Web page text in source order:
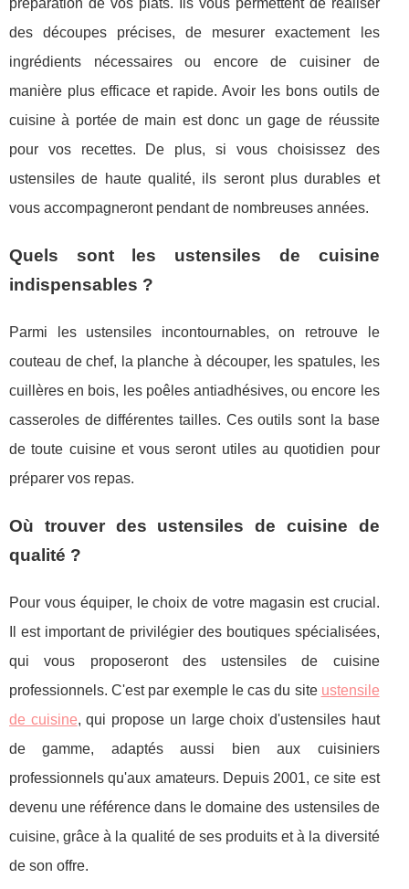
préparation de vos plats. Ils vous permettent de réaliser
des découpes précises, de mesurer exactement les
ingrédients nécessaires ou encore de cuisiner de
manière plus efficace et rapide. Avoir les bons outils de
cuisine à portée de main est donc un gage de réussite
pour vos recettes. De plus, si vous choisissez des
ustensiles de haute qualité, ils seront plus durables et
vous accompagneront pendant de nombreuses années.
Quels sont les ustensiles de cuisine
indispensables ?
Parmi les ustensiles incontournables, on retrouve le
couteau de chef, la planche à découper, les spatules, les
cuillères en bois, les poêles antiadhésives, ou encore les
casseroles de différentes tailles. Ces outils sont la base
de toute cuisine et vous seront utiles au quotidien pour
préparer vos repas.
Où trouver des ustensiles de cuisine de
qualité ?
Pour vous équiper, le choix de votre magasin est crucial.
Il est important de privilégier des boutiques spécialisées,
qui vous proposeront des ustensiles de cuisine
professionnels. C'est par exemple le cas du site ustensile
de cuisine, qui propose un large choix d'ustensiles haut
de gamme, adaptés aussi bien aux cuisiniers
professionnels qu'aux amateurs. Depuis 2001, ce site est
devenu une référence dans le domaine des ustensiles de
cuisine, grâce à la qualité de ses produits et à la diversité
de son offre.